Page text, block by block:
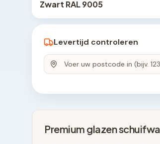
Zwart RAL 9005
Levertijd controleren
Premium glazen